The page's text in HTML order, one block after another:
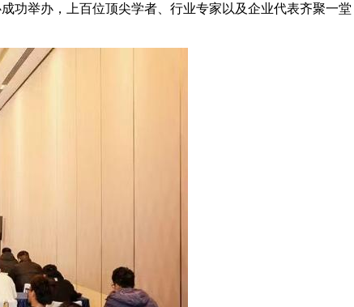
举办，上百位顶尖学者、行业专家以及企业代表齐聚一